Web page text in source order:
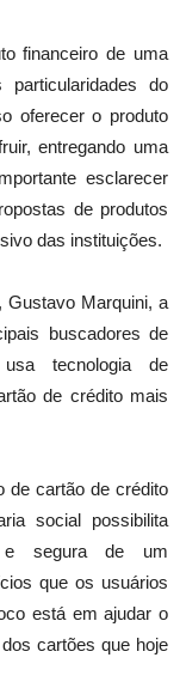
financeiro de uma
do
oferecer o produto
entregando uma
esclarecer
de produtos
das instituições.
Gustavo Marquini, a
buscadores de
usa tecnologia de
de crédito mais
de cartão de crédito
social possibilita
e segura de um
que os usuários
está em ajudar o
cartões que hoje